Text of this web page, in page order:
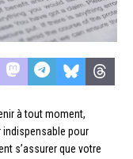
à tout moment,
indispensable pour
s’assurer que votre